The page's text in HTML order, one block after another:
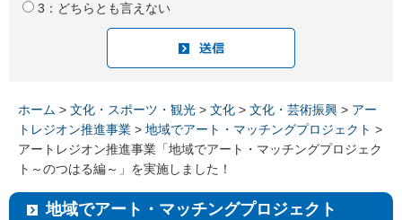
3：どちらとも言えない
ホーム > 文化・スポーツ・観光 > 文化 > 文化・芸術振興 > アー
トレジオン推進事業 > 地域でアート・マッチングプロジェクト >
アートレジオン推進事業「地域でアート・マッチングプロジェク
ト～のつはる編～」を実施しました！
地域でアート・マッチングプロジェクト